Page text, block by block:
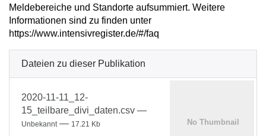
Meldebereiche und Standorte aufsummiert. Weitere
Informationen sind zu finden unter
https://www.intensivregister.de/#/faq
Dateien zu dieser Publikation
2020-11-11_12-
15_teilbare_divi_daten.csv —
Unbekannt — 17.21 Kb